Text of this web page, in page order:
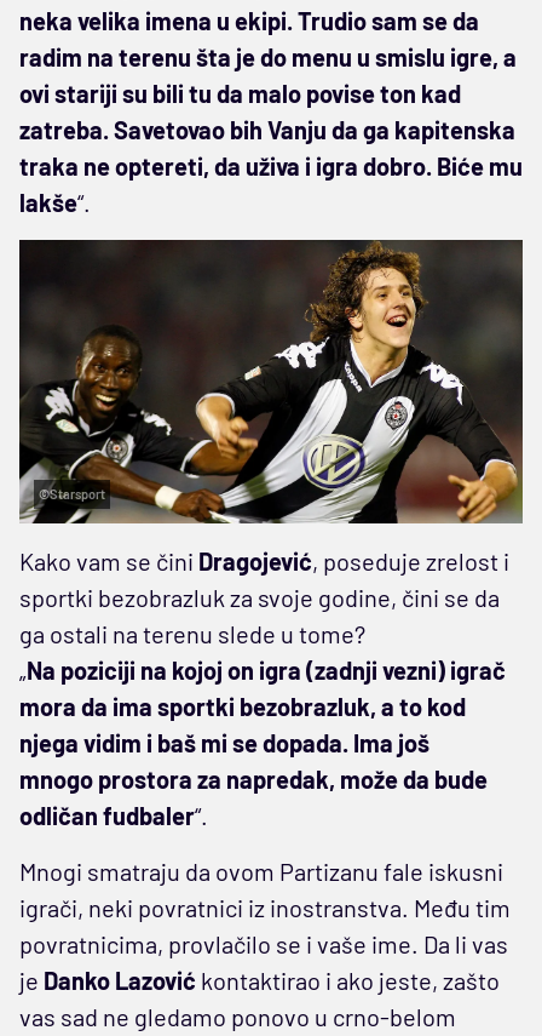
neka velika imena u ekipi. Trudio sam se da
radim na terenu šta je do menu u smislu igre, a
ovi stariji su bili tu da malo povise ton kad
zatreba. Savetovao bih Vanju da ga kapitenska
traka ne optereti, da uživa i igra dobro. Biće mu
lakše“.
©Starsport
Kako vam se čini Dragojević, poseduje zrelost i
sportki bezobrazluk za svoje godine, čini se da
ga ostali na terenu slede u tome?
„Na poziciji na kojoj on igra (zadnji vezni) igrač
mora da ima sportki bezobrazluk, a to kod
njega vidim i baš mi se dopada. Ima još
mnogo prostora za napredak, može da bude
odličan fudbaler“.
Mnogi smatraju da ovom Partizanu fale iskusni
igrači, neki povratnici iz inostranstva. Među tim
povratnicima, provlačilo se i vaše ime. Da li vas
je Danko Lazović kontaktirao i ako jeste, zašto
vas sad ne gledamo ponovo u crno-belom